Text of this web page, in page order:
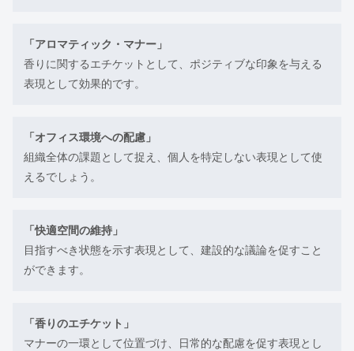
「アロマティック・マナー」
香りに関するエチケットとして、ポジティブな印象を与える
表現として効果的です。
「オフィス環境への配慮」
組織全体の課題として捉え、個人を特定しない表現として使
えるでしょう。
「快適空間の維持」
目指すべき状態を示す表現として、建設的な議論を促すこと
ができます。
「香りのエチケット」
マナーの一環として位置づけ、日常的な配慮を促す表現とし